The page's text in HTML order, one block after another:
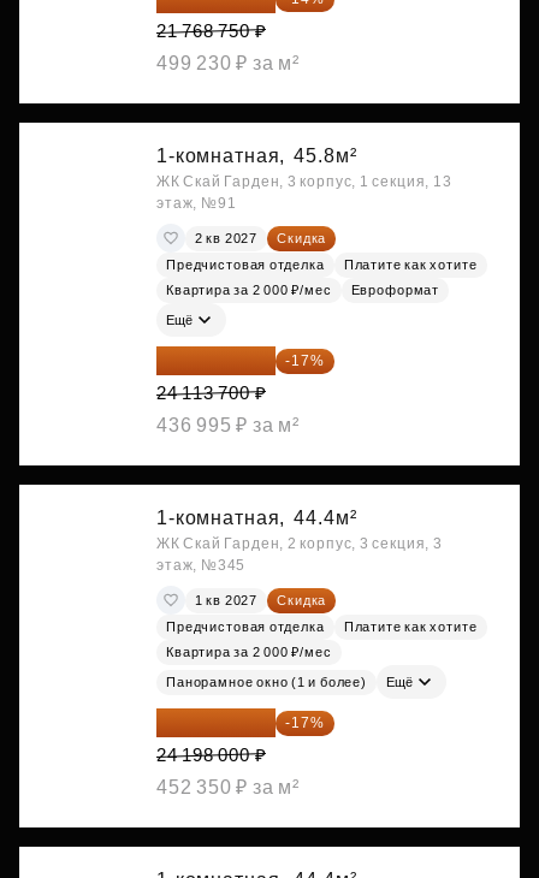
21 768 750 ₽
499 230 ₽ за м²
1-комнатная, 45.8м²
ЖК Скай Гарден, 3 корпус, 1 секция, 13
этаж, №91
2 кв 2027
Скидка
Предчистовая отделка
Платите как хотите
Квартира за 2 000 ₽/мес
Евроформат
Ещё
20 014 371 ₽ -17%
24 113 700 ₽
436 995 ₽ за м²
1-комнатная, 44.4м²
ЖК Скай Гарден, 2 корпус, 3 секция, 3
этаж, №345
1 кв 2027
Скидка
Предчистовая отделка
Платите как хотите
Квартира за 2 000 ₽/мес
Панорамное окно (1 и более) Ещё
20 084 340 ₽ -17%
24 198 000 ₽
452 350 ₽ за м²